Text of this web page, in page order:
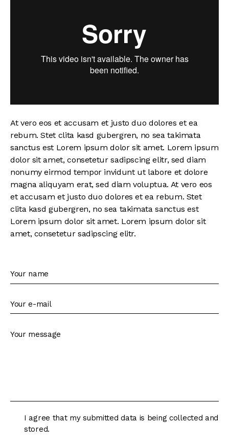
At vero eos et accusam et justo duo dolores et ea
rebum. Stet clita kasd gubergren, no sea takimata
sanctus est Lorem ipsum dolor sit amet. Lorem ipsum
dolor sit amet, consetetur sadipscing elitr, sed diam
nonumy eirmod tempor invidunt ut labore et dolore
magna aliquyam erat, sed diam voluptua. At vero eos
et accusam et justo duo dolores et ea rebum. Stet
clita kasd gubergren, no sea takimata sanctus est
Lorem ipsum dolor sit amet. Lorem ipsum dolor sit
amet, consetetur sadipscing elitr.
I agree that my submitted data is being collected and
stored.